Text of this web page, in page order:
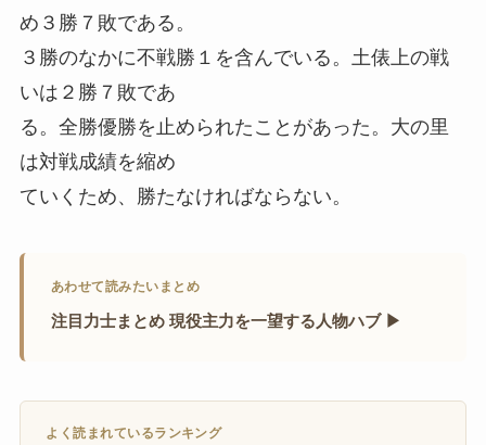
め３勝７敗である。
３勝のなかに不戦勝１を含んでいる。土俵上の戦
いは２勝７敗であ
る。全勝優勝を止められたことがあった。大の里
は対戦成績を縮め
ていくため、勝たなければならない。
あわせて読みたいまとめ
注目力士まとめ 現役主力を一望する人物ハブ ▶
よく読まれているランキング